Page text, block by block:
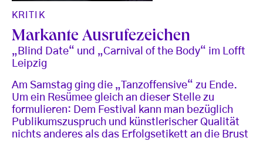
KRITIK
Markante Ausrufezeichen
„Blind Date“ und „Carnival of the Body“ im Lofft
Leipzig
Am Samstag ging die „Tanzoffensive“ zu Ende.
Um ein Resümee gleich an dieser Stelle zu
formulieren: Dem Festival kann man bezüglich
Publikumszuspruch und künstlerischer Qualität
nichts anderes als das Erfolgsetikett an die Brust